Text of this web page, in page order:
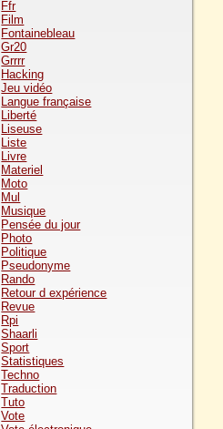
Ffr
Film
Fontainebleau
Gr20
Grrrr
Hacking
Jeu vidéo
Langue française
Liberté
Liseuse
Liste
Livre
Materiel
Moto
Mul
Musique
Pensée du jour
Photo
Politique
Pseudonyme
Rando
Retour d expérience
Revue
Rpi
Shaarli
Sport
Statistiques
Techno
Traduction
Tuto
Vote